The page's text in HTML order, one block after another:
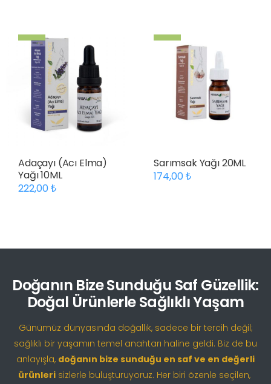
Adaçayı (Acı Elma)
Yağı 10ML
222,00
Sarımsak Yağı 20ML
174,00
Doğanın Bize Sunduğu Saf Güzellik:
Doğal Ürünlerle Sağlıklı Yaşam
Günümüz dünyasında doğallık, sadece bir tercih değil;
sağlıklı bir yaşamın temel anahtarı haline geldi. Biz de bu
anlayışla, doğanın bize sunduğu en saf ve en değerli
ürünleri sizlerle buluşturuyoruz. Her biri özenle seçilen,